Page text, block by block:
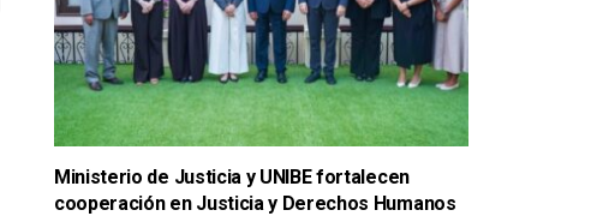
Ministerio de Justicia y UNIBE fortalecen
cooperación en Justicia y Derechos Humanos